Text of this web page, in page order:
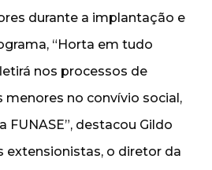
durante a implantação e
“Horta em tudo
nos processos de
menores no convívio social,
FUNASE”, destacou Gildo
extensionistas, o diretor da